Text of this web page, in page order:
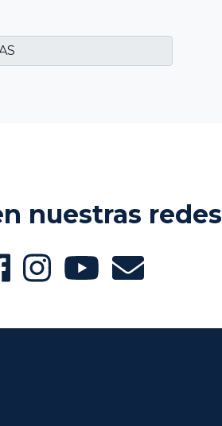
nuestras redes